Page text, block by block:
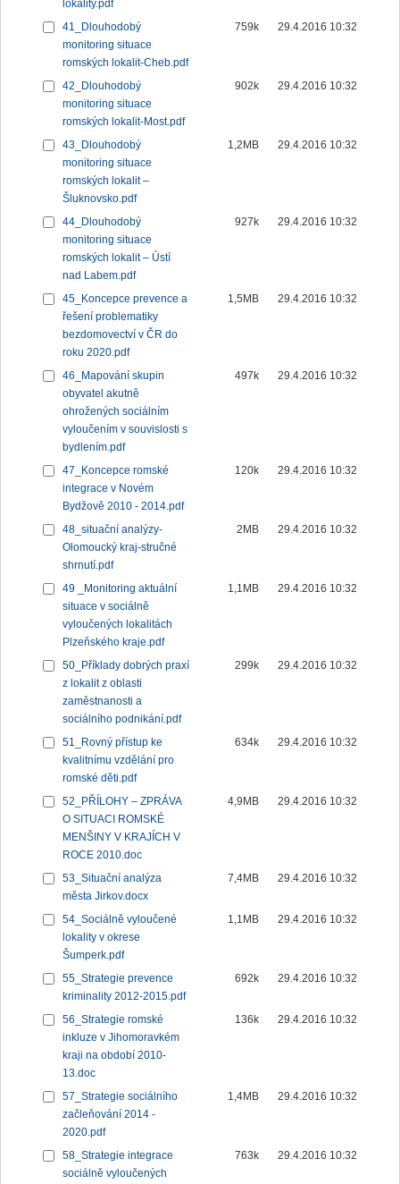
lokality.pdf
41_Dlouhodobý
monitoring situace
romských lokalit-Cheb.pdf
759k 29.4.2016 10:32
42_Dlouhodobý
monitoring situace
romských lokalit-Most.pdf
902k 29.4.2016 10:32
43_Dlouhodobý
monitoring situace
romských lokalit –
Šluknovsko.pdf
1,2MB 29.4.2016 10:32
44_Dlouhodobý
monitoring situace
romských lokalit – Ústí
nad Labem.pdf
927k 29.4.2016 10:32
45_Koncepce prevence a
řešení problematiky
bezdomovectví v ČR do
roku 2020.pdf
1,5MB 29.4.2016 10:32
46_Mapování skupin
obyvatel akutně
ohrožených sociálním
vyloučením v souvislosti s
bydlením.pdf
497k 29.4.2016 10:32
47_Koncepce romské
integrace v Novém
Bydžově 2010 - 2014.pdf
120k 29.4.2016 10:32
48_situační analýzy-
Olomoucký kraj-stručné
shrnutí.pdf
2MB 29.4.2016 10:32
49 _Monitoring aktuální
situace v sociálně
vyloučených lokalitách
Plzeňského kraje.pdf
1,1MB 29.4.2016 10:32
50_Příklady dobrých praxí
z lokalit z oblasti
zaměstnanosti a
sociálního podnikání.pdf
299k 29.4.2016 10:32
51_Rovný přístup ke
kvalitnímu vzdělání pro
romské děti.pdf
634k 29.4.2016 10:32
52_PŘÍLOHY – ZPRÁVA
O SITUACI ROMSKÉ
MENŠINY V KRAJÍCH V
ROCE 2010.doc
4,9MB 29.4.2016 10:32
53_Situační analýza
města Jirkov.docx
7,4MB 29.4.2016 10:32
54_Sociálně vyloučené
lokality v okrese
Šumperk.pdf
1,1MB 29.4.2016 10:32
55_Strategie prevence
kriminality 2012-2015.pdf
692k 29.4.2016 10:32
56_Strategie romské
inkluze v Jihomoravkém
kraji na období 2010-
13.doc
136k 29.4.2016 10:32
57_Strategie sociálního
začleňování 2014 -
2020.pdf
1,4MB 29.4.2016 10:32
58_Strategie integrace
sociálně vyloučených
763k 29.4.2016 10:32